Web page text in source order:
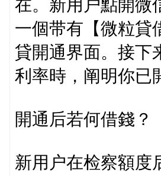
在。新用户點開微
一個带有【微粒貸
貸開通界面。接下
利率時，阐明你已
開通后若何借錢？
新用户在检察額度